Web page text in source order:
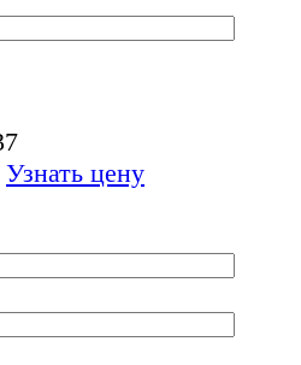
Узнать цену